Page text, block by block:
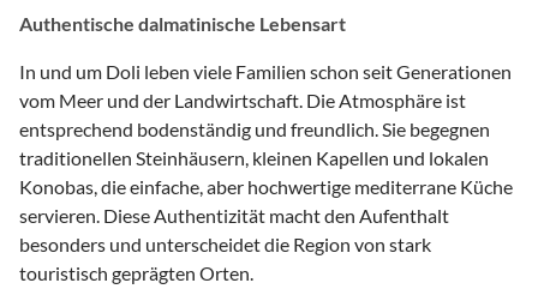
Authentische dalmatinische Lebensart
In und um Doli leben viele Familien schon seit Generationen
vom Meer und der Landwirtschaft. Die Atmosphäre ist
entsprechend bodenständig und freundlich. Sie begegnen
traditionellen Steinhäusern, kleinen Kapellen und lokalen
Konobas, die einfache, aber hochwertige mediterrane Küche
servieren. Diese Authentizität macht den Aufenthalt
besonders und unterscheidet die Region von stark
touristisch geprägten Orten.